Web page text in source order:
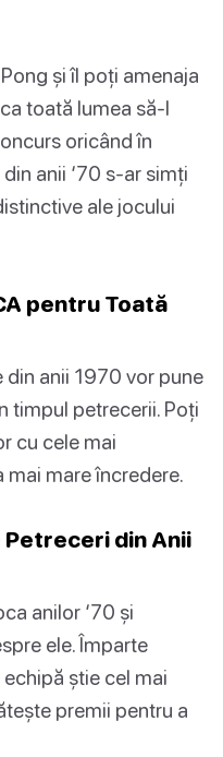
și îl poți amenaja
toată lumea să-l
oricând în
anii ‘70 s-ar simți
ale jocului
pentru Toată
anii 1970 vor pune
timpul petrecerii. Poți
cu cele mai
mare încredere.
din Anii
anilor ‘70 și
ele. Împarte
știe cel mai
premii pentru a